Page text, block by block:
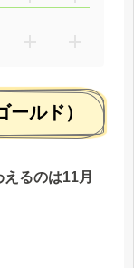
ルド）
るのは11月